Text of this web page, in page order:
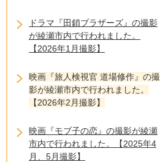
ドラマ『田鎖ブラザーズ』の撮影
が綾瀬市内で行われました。
【2026年1月撮影】
映画『旅人検視官 道場修作』の撮
影が綾瀬市内で行われました。
【2026年2月撮影】
映画『モブ子の恋』の撮影が綾瀬
市内で行われました。【2025年4
月、5月撮影】